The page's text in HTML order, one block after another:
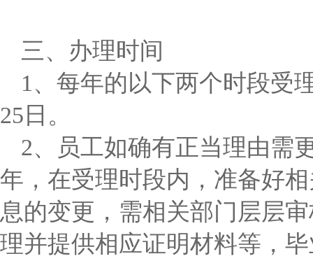
三、办理时间
1、每年的以下两个时段受
25日。
2、员工如确有正当理由需
年，在受理时段内，准备好
息的变更，需相关部门层层
理并提供相应证明材料等，